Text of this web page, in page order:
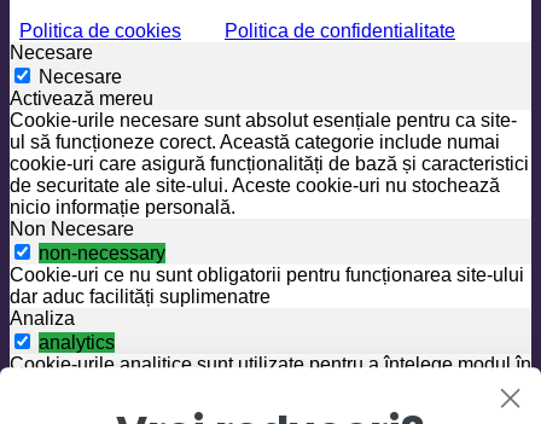
Politica de cookies
Politica de confidentialitate
Necesare
Necesare
Activează mereu
Cookie-urile necesare sunt absolut esențiale pentru ca site-
ul să funcționeze corect. Această categorie include numai
cookie-uri care asigură funcționalități de bază și caracteristici
de securitate ale site-ului. Aceste cookie-uri nu stochează
nicio informație personală.
Non Necesare
non-necessary
Cookie-uri ce nu sunt obligatorii pentru funcționarea site-ului
dar aduc facilități suplimenatre
Analiza
analytics
Cookie-urile analitice sunt utilizate pentru a înțelege modul în
care vizitatorii interacționează cu site-ul. Aceste cookie-uri
ajută la furnizarea de informații despre valorile numărului de